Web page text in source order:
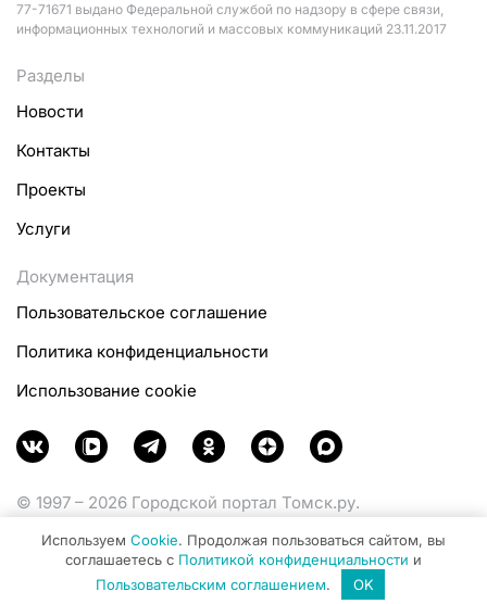
77-71671 выдано Федеральной службой по надзору в сфере связи,
информационных технологий и массовых коммуникаций 23.11.2017
Разделы
Новости
Контакты
Проекты
Услуги
Документация
Пользовательское соглашение
Политика конфиденциальности
Использование cookie
© 1997 – 2026 Городской портал Томск.ру.
Министерства цифрового развития, связи и массовых
коммуникаций Российской Федерации.
Используем Cookie. Продолжая пользоваться сайтом, вы
соглашаетесь с Политикой конфиденциальности и
Пользовательским соглашением. OK